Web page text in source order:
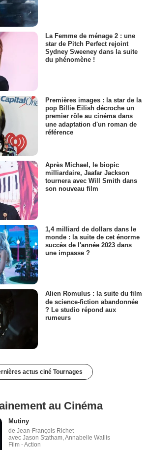
La Femme de ménage 2 : une
star de Pitch Perfect rejoint
Sydney Sweeney dans la suite
du phénomène !
Premières images : la star de la
pop Billie Eilish décroche un
premier rôle au cinéma dans
une adaptation d'un roman de
référence
Après Michael, le biopic
milliardaire, Jaafar Jackson
tournera avec Will Smith dans
son nouveau film
1,4 milliard de dollars dans le
monde : la suite de cet énorme
succès de l'année 2023 dans
une impasse ?
Alien Romulus : la suite du film
de science-fiction abandonnée
? Le studio répond aux
rumeurs
actus ciné Tournages
au Cinéma
Mutiny
de Jean-François Richet
avec Jason Statham, Annabelle Wallis
Film - Action